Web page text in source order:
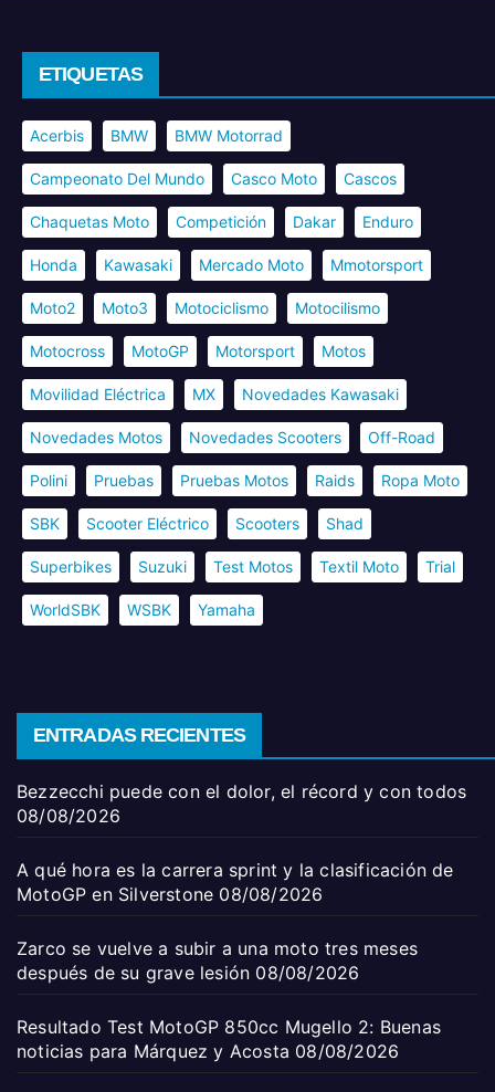
ETIQUETAS
Acerbis BMW BMW Motorrad
Campeonato Del Mundo Casco Moto Cascos
Chaquetas Moto Competición Dakar Enduro
Honda Kawasaki Mercado Moto Mmotorsport
Moto2 Moto3 Motociclismo Motocilismo
Motocross MotoGP Motorsport Motos
Movilidad Eléctrica MX Novedades Kawasaki
Novedades Motos Novedades Scooters Off-Road
Polini Pruebas Pruebas Motos Raids Ropa Moto
SBK Scooter Eléctrico Scooters Shad
Superbikes Suzuki Test Motos Textil Moto Trial
WorldSBK WSBK Yamaha
ENTRADAS RECIENTES
Bezzecchi puede con el dolor, el récord y con todos
08/08/2026
A qué hora es la carrera sprint y la clasificación de
MotoGP en Silverstone 08/08/2026
Zarco se vuelve a subir a una moto tres meses
después de su grave lesión 08/08/2026
Resultado Test MotoGP 850cc Mugello 2: Buenas
noticias para Márquez y Acosta 08/08/2026